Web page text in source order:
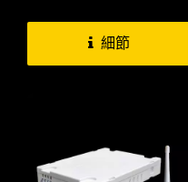
費方式，甚至是結帳日期
來作一有效的管理來幫助
細節